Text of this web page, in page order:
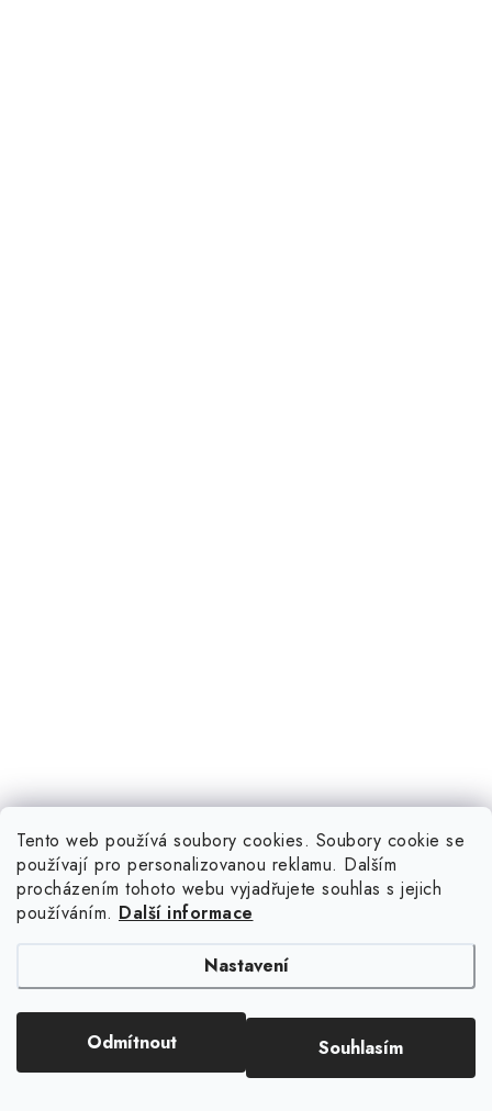
Tento web používá soubory cookies. Soubory cookie se
používají pro personalizovanou reklamu. Dalším
procházením tohoto webu vyjadřujete souhlas s jejich
používáním. Další informace
Nastavení
Odmítnout Souhlasím